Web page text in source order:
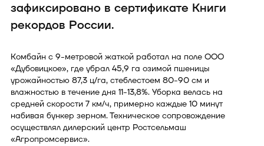
зафиксировано в сертификате Книги
рекордов России.
Комбайн с 9-метровой жаткой работал на поле ООО
«Дубовицкое», где убрал 45,9 га озимой пшеницы
урожайностью 87,3 ц/га, стеблестоем 80-90 см и
влажностью в течение дня 11-13,8%. Уборка велась на
средней скорости 7 км/ч, примерно каждые 10 минут
набивая бункер зерном. Техническое сопровождение
осуществлял дилерский центр Ростсельмаш
«Агропромсервис».